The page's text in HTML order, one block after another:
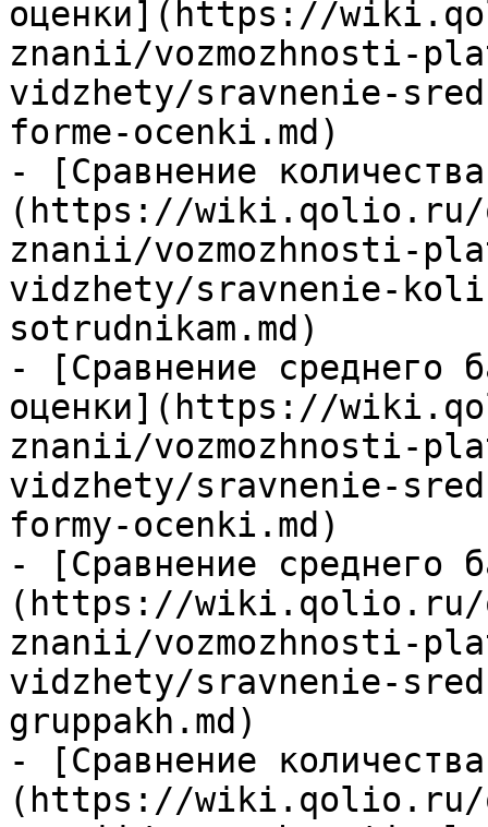
оценки](https://
znanii/vozmozhnosti-
vidzhety/sravnenie-
forme-ocenki.md)
- [Сравнение
(https://wiki.qolio.ru/
znanii/vozmozhnosti-
vidzhety/sravnenie-
sotrudnikam.md)
- [Сравнение среднего
оценки](https://
znanii/vozmozhnosti-
vidzhety/sravnenie-
formy-ocenki.md)
- [Сравнение среднего
(https://wiki.qolio.ru/
znanii/vozmozhnosti-
vidzhety/sravnenie-
gruppakh.md)
- [Сравнение
(https://wiki.qolio.ru/